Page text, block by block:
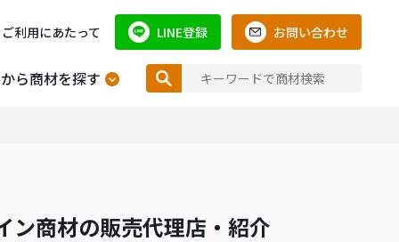
ご利用にあたって LINE登録 お問い合わせ
ら商材を探す
ン商材の販売代理店・紹介